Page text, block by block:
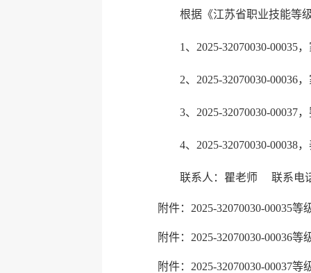
根据《江苏省职业技能等
1、2025-32070030-00035
2、2025-32070030-00036
3、2025-32070030-00037
4、2025-32070030-
联系人：瞿老师 联系电话
附件：2025-32070030-00035
附件：2025-32070030-00036
附件：2025-32070030-00037